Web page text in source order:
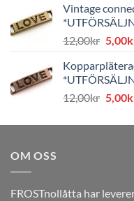
var:
8,00kr.
Vintage
12,00kr Det
priset
var:
5,00
12,00kr Det
priset
5,00
OM OSS
FROSTnollåtta har